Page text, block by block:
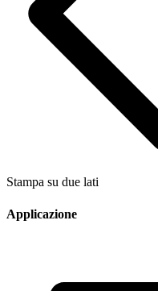
Stampa su due lati
Applicazione